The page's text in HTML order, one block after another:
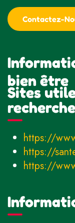
Contactez-
bien être
Sites
https://
https://
https://